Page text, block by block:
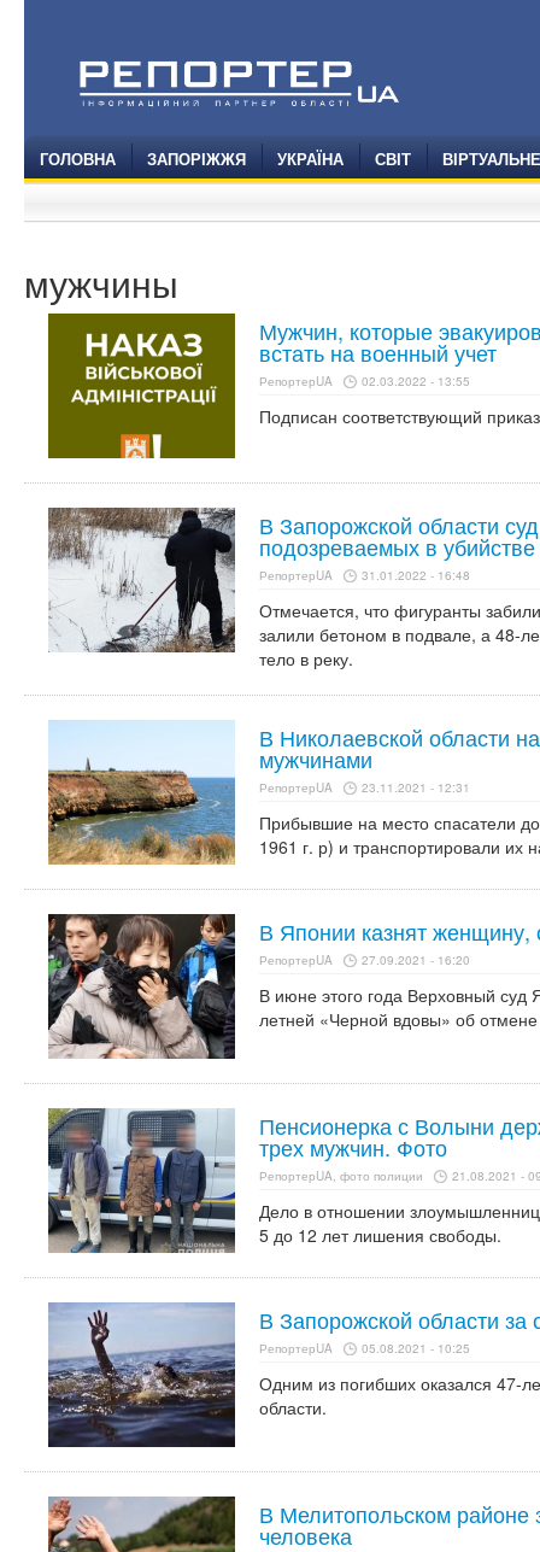
ГОЛОВНА ЗАПОРІЖЖЯ УКРАЇНА СВІТ
мужчины
Мужчин, которые
встать на военный учет
РепортерUA 02.03.2022 - 13:55
Подписан соответствующий
В Запорожской области
подозреваемых в
РепортерUA 31.01.2022 - 16:48
Отмечается, что фигуранты
залили бетоном в подвале, а 48-
тело в реку.
В Николаевской области
мужчинами
РепортерUA 23.11.2021 - 12:31
Прибывшие на место спасатели
1961 г. р) и транспортировали их
В Японии казнят
РепортерUA 27.09.2021 - 16:20
В июне этого года Верховный
летней «Черной вдовы» об
Пенсионерка с Волыни
трех мужчин. Фото
РепортерUA, фото полиции 21.08.2021 -
Дело в отношении
5 до 12 лет лишения свободы.
В Запорожской области за
РепортерUA 05.08.2021 - 10:25
Одним из погибших оказался 47-
области.
В Мелитопольском районе
человека